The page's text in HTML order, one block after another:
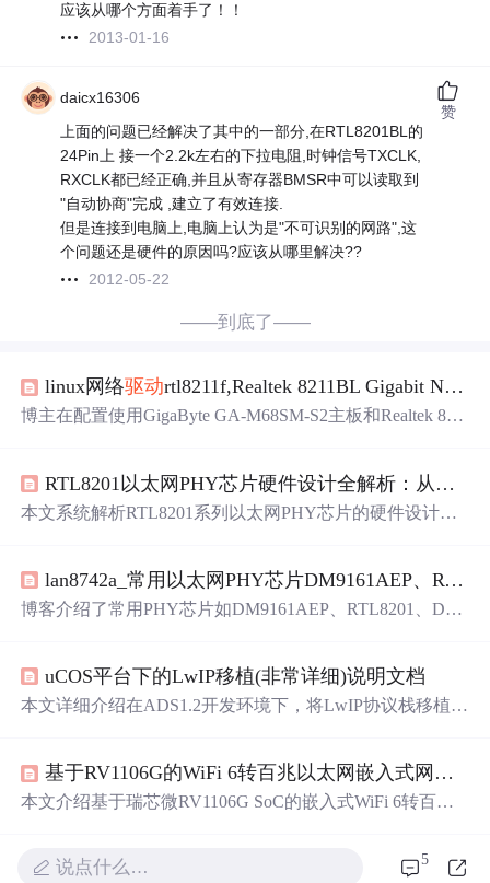
应该从哪个方面着手了！！
2013-01-16
daicx16306
上面的问题已经解决了其中的一部分,在RTL8201BL的
24Pin上 接一个2.2k左右的下拉电阻,时钟信号TXCLK,
RXCLK都已经正确,并且从寄存器BMSR中可以读取到
"自动协商"完成 ,建立了有效连接.
但是连接到电脑上,电脑上认为是"不可识别的网路",这
个问题还是硬件的原因吗?应该从哪里解决??
2012-05-22
赞
——到底了——
linux网络驱动rtl8211f,Realtek 8211BL Gigabit Nic 在CentOS 5下
博主在配置使用GigaByte GA-M68SM-S2主板和Realtek 821
在nVIDIA官网下载对应驱动后，进行安装，并修改了系统
配置文件，包括创建ifcfg-eth0文件，修改modprobe.conf文
RTL8201以太网PHY芯片硬件设计全解析：从原理图到PCB布局与调试
本文系统解析RTL8201系列以太网PHY芯片的硬件设计全
压器与Bob-Smith电路、ESD防护）、PCB布局布线规范
（差分对阻抗控制、地平面策略、分区与屏蔽）及调试要
述。
lan8742a_常用以太网PHY芯片DM9161AEP、RTL8201、DP83848CVV、LAN8720A、LAN8742A
博客介绍了常用PHY芯片如DM9161AEP、RTL8201、DP8
率、引脚资源使用情况及时钟同步问题，还提及芯片中断
输出引脚用途和部分芯片功能特点。
uCOS平台下的LwIP移植(非常详细)说明文档
本文详细介绍在ADS1.2开发环境下，将LwIP协议栈移植到
网络功能测试及常见问题解决方案，为开发者提供完整移
植指南。
基于RV1106G的WiFi 6转百兆以太网嵌入式网关设计
本文介绍基于瑞芯微RV1106G SoC的嵌入式WiFi 6转百兆
和RMII接口实现高效互联；软件基于Linux 4.19内核，构建
说点什么… 5